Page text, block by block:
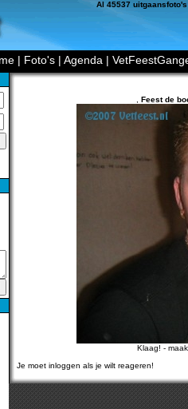
Al 45537
| Foto's | Agenda |
Feest de
Klaag! -
Je moet inloggen als je wilt reageren!